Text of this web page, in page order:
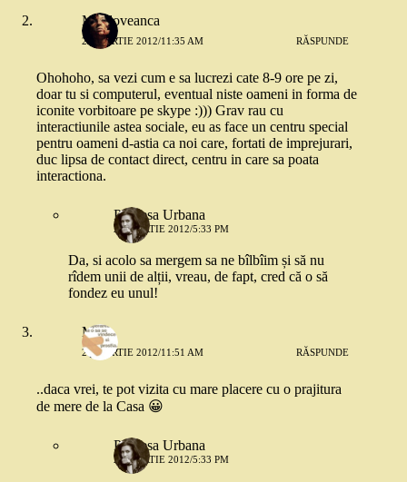
Moldoveanca
23 MARTIE 2012/11:35 AM RĂSPUNDE
Ohohoho, sa vezi cum e sa lucrezi cate 8-9 ore pe zi,
doar tu si computerul, eventual niste oameni in forma de
iconite vorbitoare pe skype :))) Grav rau cu
interactiunile astea sociale, eu as face un centru special
pentru oameni d-astia ca noi care, fortati de imprejurari,
duc lipsa de contact direct, centru in care sa poata
interactiona.
Printesa Urbana
23 MARTIE 2012/5:33 PM
Da, si acolo sa mergem sa ne bîlbîim și să nu
rîdem unii de alții, vreau, de fapt, cred că o să
fondez eu unul!
M.
23 MARTIE 2012/11:51 AM RĂSPUNDE
..daca vrei, te pot vizita cu mare placere cu o prajitura
de mere de la Casa 😀
Printesa Urbana
23 MARTIE 2012/5:33 PM